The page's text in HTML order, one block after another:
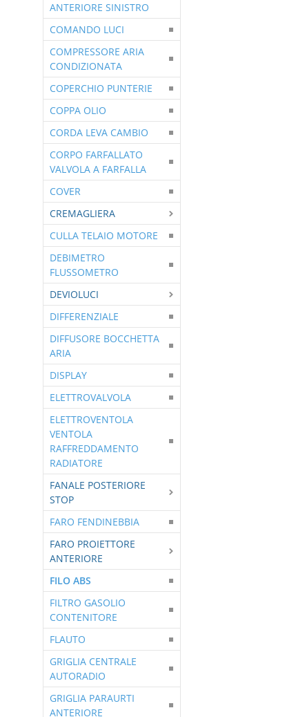
ANTERIORE SINISTRO
COMANDO LUCI
COMPRESSORE ARIA
CONDIZIONATA
COPERCHIO PUNTERIE
COPPA OLIO
CORDA LEVA CAMBIO
CORPO FARFALLATO
VALVOLA A FARFALLA
COVER
CREMAGLIERA
CULLA TELAIO MOTORE
DEBIMETRO
FLUSSOMETRO
DEVIOLUCI
DIFFERENZIALE
DIFFUSORE BOCCHETTA
ARIA
DISPLAY
ELETTROVALVOLA
ELETTROVENTOLA
VENTOLA
RAFFREDDAMENTO
RADIATORE
FANALE POSTERIORE
STOP
FARO FENDINEBBIA
FARO PROIETTORE
ANTERIORE
FILO ABS
FILTRO GASOLIO
CONTENITORE
FLAUTO
GRIGLIA CENTRALE
AUTORADIO
GRIGLIA PARAURTI
ANTERIORE